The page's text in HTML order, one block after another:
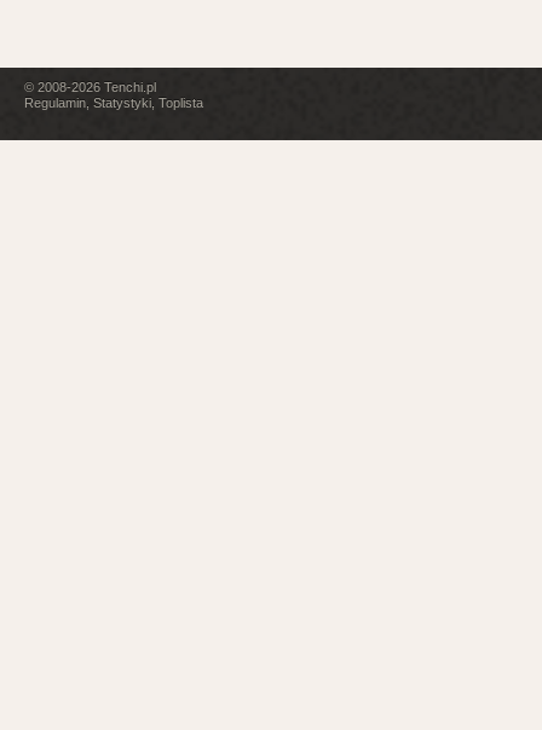
© 2008-2026 Tenchi.pl
Regulamin, Statystyki, Toplista